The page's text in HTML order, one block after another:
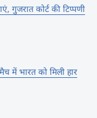
गुजरात कोर्ट की टिप्पणी
में भारत को मिली हार